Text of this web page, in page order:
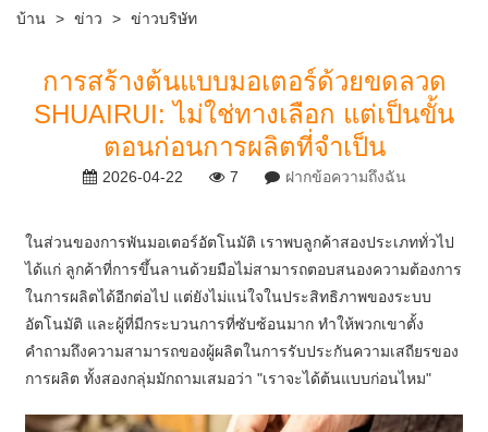
บ้าน > ข่าว > ข่าวบริษัท
การสร้างต้นแบบมอเตอร์ด้วยขดลวด
SHUAIRUI: ไม่ใช่ทางเลือก แต่เป็นขั้น
ตอนก่อนการผลิตที่จำเป็น
2026-04-22 7 ฝากข้อความถึงฉัน
ในส่วนของการพันมอเตอร์อัตโนมัติ เราพบลูกค้าสองประเภททั่วไป
ได้แก่ ลูกค้าที่การขึ้นลานด้วยมือไม่สามารถตอบสนองความต้องการ
ในการผลิตได้อีกต่อไป แต่ยังไม่แน่ใจในประสิทธิภาพของระบบ
อัตโนมัติ และผู้ที่มีกระบวนการที่ซับซ้อนมาก ทำให้พวกเขาตั้ง
คำถามถึงความสามารถของผู้ผลิตในการรับประกันความเสถียรของ
การผลิต ทั้งสองกลุ่มมักถามเสมอว่า "เราจะได้ต้นแบบก่อนไหม"